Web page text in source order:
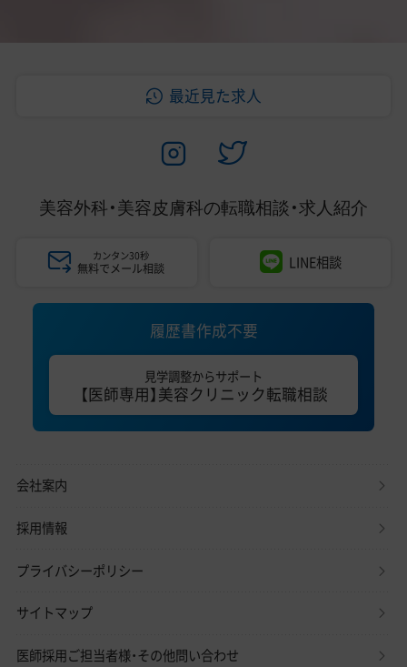
最近見た求人
美容外科・美容皮膚科の転職相談・求人紹介
カンタン30秒
無料でメール相談 LINE相談
履歴書作成不要
見学調整からサポート
【医師専用】美容クリニック転職相談
会社案内
採用情報
プライバシーポリシー
サイトマップ
医師採用ご担当者様・その他問い合わせ